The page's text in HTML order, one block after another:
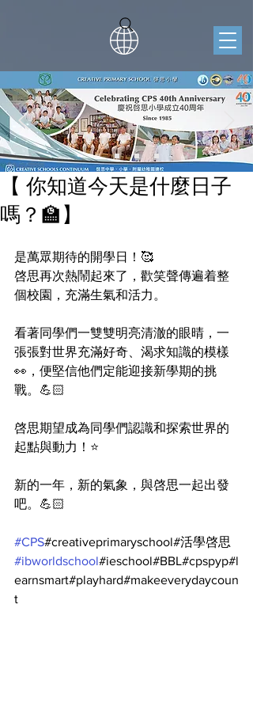
【 你知道今天是什麼日子
嗎？🏫】
是萬眾期待的開學日！🥰
啓思再次熱鬧起來了，歡笑聲傳遍着整
個校園，充滿生氣和活力。
看著同學們一雙雙明亮清澈的眼晴，一
張張對世界充滿好奇、渴求知識的模樣
👀，便堅信他們定能迎接新學期的挑
戰。💪🏻
啓思期望成為同學們認識和探索世界的
起點與動力！⭐️
新的一年，新的氣象，與啓思一起出發
吧。💪🏻
#CPS#creativeprimaryschool#活學啓思
#ibworldschool#ieschool#BBL#cpspyp#l
earnsmart#playhard#makeeverydaycoun
t